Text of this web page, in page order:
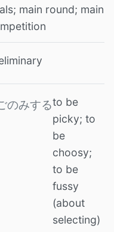
main round; main
のみするto be
picky; to
be
choosy;
to be
fussy
(about
selecting)